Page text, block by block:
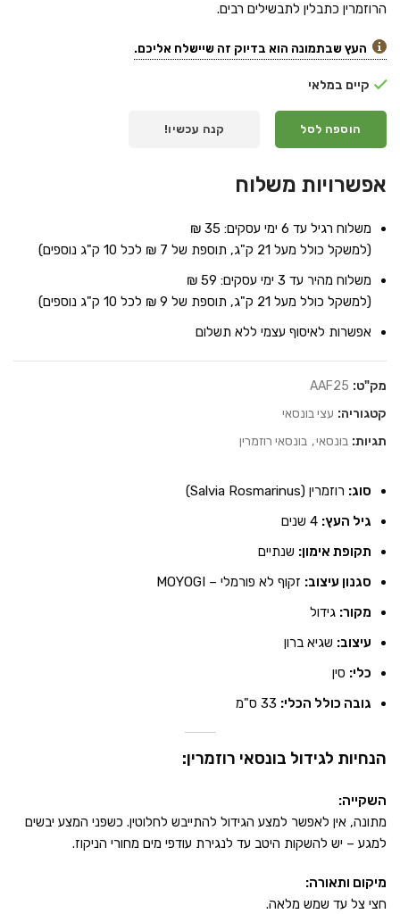
הרוזמרין כתבלין לתבשילים רבים.
העץ שבתמונה הוא בדיוק זה שיישלח אליכם.
קיים במלאי
הוספה לסל קנה עכשיו!
אפשרויות משלוח
משלוח רגיל עד 6 ימי עסקים: 35 ₪
(למשקל כולל מעל 21 ק"ג, תוספת של 7 ₪ לכל 10 ק"ג נוספים)
משלוח מהיר עד 3 ימי עסקים: 59 ₪
(למשקל כולל מעל 21 ק"ג, תוספת של 9 ₪ לכל 10 ק"ג נוספים)
אפשרות לאיסוף עצמי ללא תשלום
מק"ט: AAF25
קטגוריה: עצי בונסאי
תגיות: בונסאי, בונסאי רוזמרין
סוג: רוזמרין (Salvia Rosmarinus)
גיל העץ:
תקופת אימון: שנתיים
סגנון עיצוב: זקוף לא פורמלי – MOYOGI
מקור: גידול
עיצוב: שגיא ברון
כלי: סין
גובה כולל הכלי:
הנחיות לגידול בונסאי רוזמרין:
השקייה:
מתונה, אין לאפשר למצע הגידול להתייבש לחלוטין. כשפני המצע יבשים
למגע – יש להשקות היטב עד לנגירת עודפי מים מחורי הניקוז.
מיקום ותאורה:
חצי צל עד שמש מלאה.